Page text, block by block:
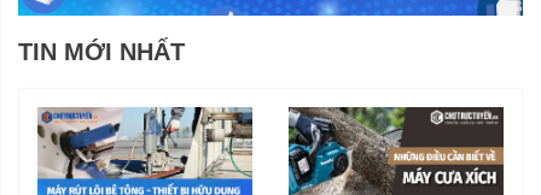
TIN MỚI NHẤT